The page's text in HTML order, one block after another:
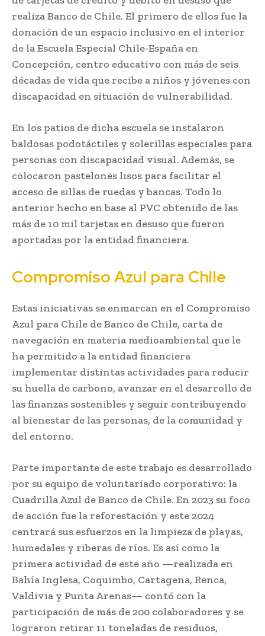
realiza Banco de Chile. El primero de ellos fue la
donación de un espacio inclusivo en el interior
de la Escuela Especial Chile-España en
Concepción, centro educativo con más de seis
décadas de vida que recibe a niños y jóvenes con
discapacidad en situación de vulnerabilidad.
En los patios de dicha escuela se instalaron
baldosas podotáctiles y solerillas especiales para
personas con discapacidad visual. Además, se
colocaron pastelones lisos para facilitar el
acceso de sillas de ruedas y bancas. Todo lo
anterior hecho en base al PVC obtenido de las
más de 10 mil tarjetas en desuso que fueron
aportadas por la entidad financiera.
Compromiso Azul para Chile
Estas iniciativas se enmarcan en el Compromiso
Azul para Chile de Banco de Chile, carta de
navegación en materia medioambiental que le
ha permitido a la entidad financiera
implementar distintas actividades para reducir
su huella de carbono, avanzar en el desarrollo de
las finanzas sostenibles y seguir contribuyendo
al bienestar de las personas, de la comunidad y
del entorno.
Parte importante de este trabajo es desarrollado
por su equipo de voluntariado corporativo: la
Cuadrilla Azul de Banco de Chile. En 2023 su foco
de acción fue la reforestación y este 2024
centrará sus esfuerzos en la limpieza de playas,
humedales y riberas de ríos. Es así como la
primera actividad de este año —realizada en
Bahía Inglesa, Coquimbo, Cartagena, Renca,
Valdivia y Punta Arenas— contó con la
participación de más de 200 colaboradores y se
lograron retirar 11 toneladas de residuos,